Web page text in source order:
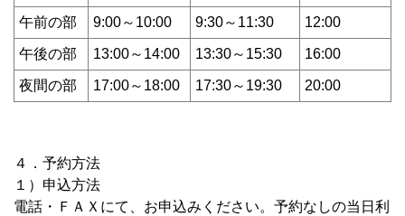
午前の部 9:00～10:00 9:30～11:30 12:00
午後の部 13:00～14:00 13:30～15:30 16:00
夜間の部 17:00～18:00 17:30～19:30 20:00
４．予約方法
１）申込方法
電話・ＦＡＸにて、お申込みください。予約なしの当日利